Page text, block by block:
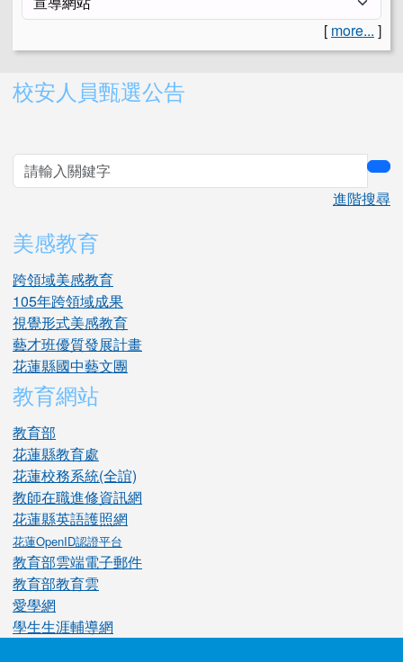
[ more... ]
右邊區域內容
校安人員甄選公告
進階搜尋
美感教育
跨領域美感教育
105年跨領域成果
視覺形式美感教育
藝才班優質發展計畫
花蓮縣國中藝文團
教育網站
教育部
花蓮縣教育處
花蓮校務系統(全誼)
教師在職進修資訊網
花蓮縣英語護照網
花蓮OpenID認證平台
教育部雲端電子郵件
教育部教育雲
愛學網
學生生涯輔導網